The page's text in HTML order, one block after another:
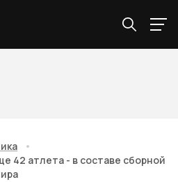
•
42 атлета - в составе сборной